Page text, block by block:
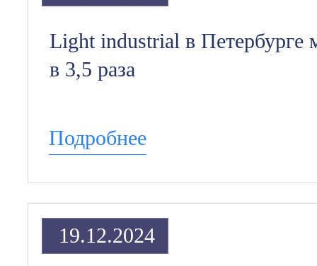
Light industrial в Петербурге
в 3,5 раза
Подробнее
19.12.2024